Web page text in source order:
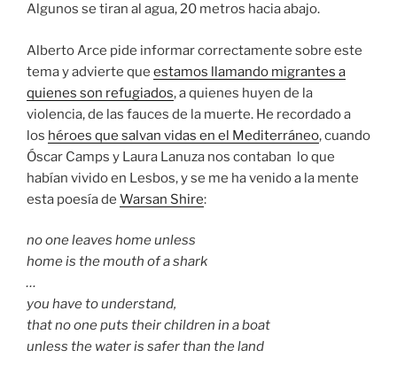
Algunos se tiran al agua, 20 metros hacia abajo.
Alberto Arce pide informar correctamente sobre este
tema y advierte que estamos llamando migrantes a
quienes son refugiados, a quienes huyen de la
violencia, de las fauces de la muerte. He recordado a
los héroes que salvan vidas en el Mediterráneo, cuando
Óscar Camps y Laura Lanuza nos contaban lo que
habían vivido en Lesbos, y se me ha venido a la mente
esta poesía de Warsan Shire:
no one leaves home unless
home is the mouth of a shark
…
you have to understand,
that no one puts their children in a boat
unless the water is safer than the land